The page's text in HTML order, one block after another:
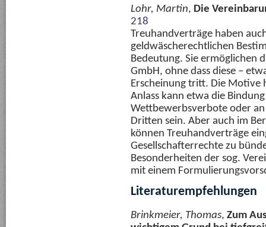
Lohr, Martin, Die
218
Treuhandverträge haben
geldwäscherechtlichen
Bedeutung. Sie ermöglichen
GmbH, ohne dass diese –
Erscheinung tritt. Die Motive
Anlass kann etwa die
Wettbewerbsverbote oder
Dritten sein. Aber auch im
können Treuhandverträge
Gesellschafterrechte zu
Besonderheiten der sog.
mit einem
Literaturempfehlungen
Brinkmeier, Thomas, Zum